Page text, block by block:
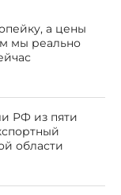
а цены
мы реально
РФ из пяти
области